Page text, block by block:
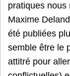
pratiques nous
Maxime
été publiées
semble être le
attitré pour